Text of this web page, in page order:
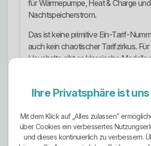
für Wärmepumpe, Heat & Charge und
Nachtspeicherstrom.
Das ist keine primitive Ein-Tarif-
auch kein chaotischer Tarifzirkus.
Haushalte gibt es klassische Modelle
Lösungen vorhanden. Genau so
Ökostrom-
Ihre Privatsphäre ist
Mit dem Klick auf „Alles zulassen”
über Cookies ein verbessertes
und dieses kontinuierlich zu verbessern.